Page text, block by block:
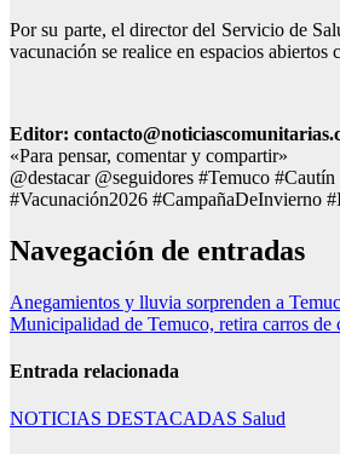
Por su parte, el director del Servicio de
vacunación se realice en espacios
Editor:
«Para pensar, comentar y compartir»
@destacar @seguidores #Temuco
#Vacunación2026 #CampañaDeInvierno
Navegación de entradas
Anegamientos y lluvia sorprenden a
Municipalidad de Temuco, retira carros
Entrada relacionada
NOTICIAS DESTACADAS Salud